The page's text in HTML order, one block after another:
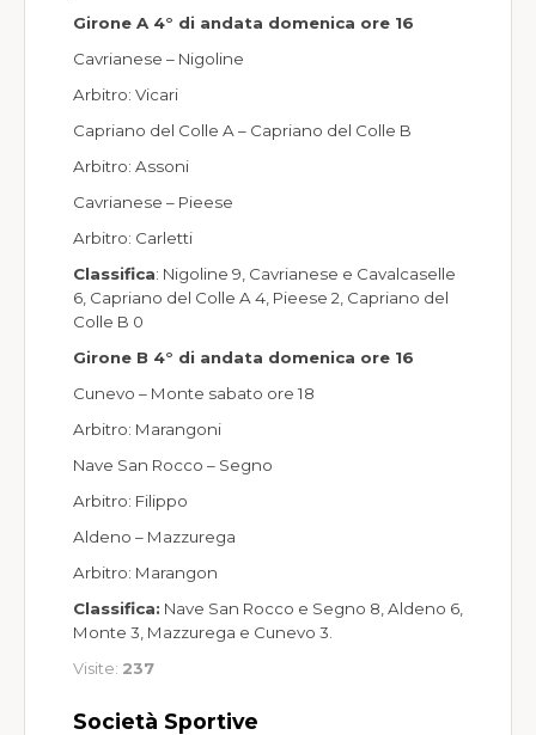
Girone A 4° di andata domenica ore 16
Cavrianese – Nigoline
Arbitro: Vicari
Capriano del Colle A – Capriano del Colle B
Arbitro: Assoni
Cavrianese – Pieese
Arbitro: Carletti
Classifica: Nigoline 9, Cavrianese e Cavalcaselle
6, Capriano del Colle A 4, Pieese 2, Capriano del
Colle B 0
Girone B 4° di andata domenica ore 16
Cunevo – Monte sabato ore 18
Arbitro: Marangoni
Nave San Rocco – Segno
Arbitro: Filippo
Aldeno – Mazzurega
Arbitro: Marangon
Classifica: Nave San Rocco e Segno 8, Aldeno 6,
Monte 3, Mazzurega e Cunevo 3.
Visite: 237
Società Sportive